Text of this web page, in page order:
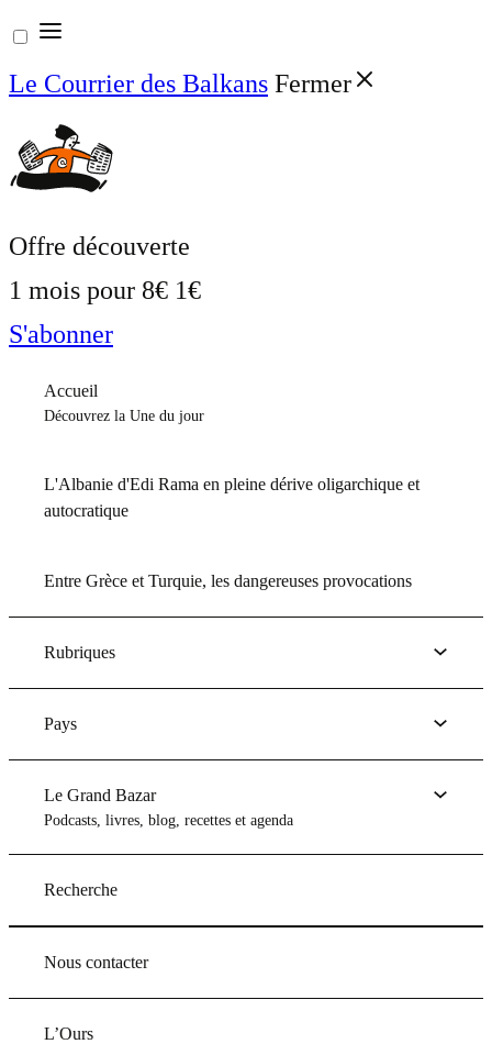
Aller
au
contenu
Le Courrier des Balkans Fermer
Offre découverte
1 mois pour 8€ 1€
S'abonner
Accueil
Découvrez la Une du jour
L'Albanie d'Edi Rama en pleine dérive oligarchique et
autocratique
Entre Grèce et Turquie, les dangereuses provocations
Rubriques
Pays
Le Grand Bazar
Podcasts, livres, blog, recettes et agenda
Recherche
Nous contacter
L’Ours